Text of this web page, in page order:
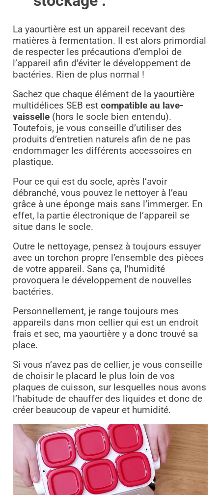
La yaourtière est un appareil recevant des
matières à fermentation. Il est alors primordial
de respecter les précautions d’emploi de
l’appareil afin d’éviter le développement de
bactéries. Rien de plus normal !
Sachez que chaque élément de la yaourtière
multidélices SEB est compatible au lave-
vaisselle(hors le socle bien entendu).
Toutefois, je vous conseille d’utiliser des
produits d’entretien naturels afin de ne pas
endommager les différents accessoires en
plastique.
Pour ce qui est du socle, après l’avoir
débranché, vous pouvez le nettoyer à l’eau
grâce à une éponge mais sans l’immerger. En
effet, la partie électronique de l’appareil se
situe dans le socle.
Outre le nettoyage, pensez à toujours essuyer
avec un torchon propre l’ensemble des pièces
de votre appareil. Sans ça, l’humidité
provoquera le développement de nouvelles
bactéries.
Personnellement, je range toujours mes
appareils dans mon cellier qui est un endroit
frais et sec, ma yaourtière y a donc trouvé sa
place.
Si vous n’avez pas de cellier, je vous conseille
de choisir le placard le plus loin de vos
plaques de cuisson, sur lesquelles nous avons
l’habitude de chauffer des liquides et donc de
créer beaucoup de vapeur et humidité.